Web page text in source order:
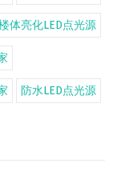
体亮化LED点光源
防水LED点光源